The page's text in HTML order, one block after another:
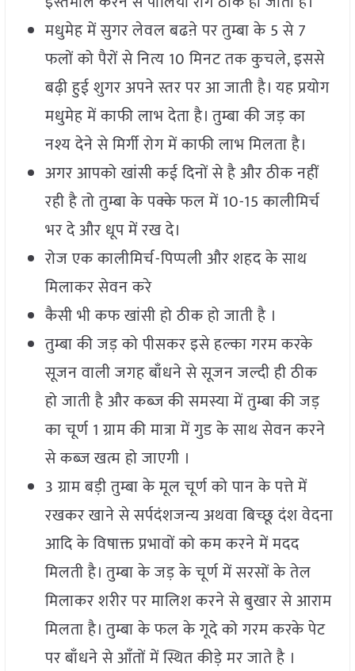
मधुमेह में सुगर लेवल बढऩे पर तुम्बा के 5 से 7
फलों को पैरों से नित्य 10 मिनट तक कुचले, इससे
बढ़ी हुई शुगर अपने स्तर पर आ जाती है। यह प्रयोग
मधुमेह में काफी लाभ देता है। तुम्बा की जड़ का
नश्य देने से मिर्गी रोग में काफी लाभ मिलता है।
अगर आपको खांसी कई दिनों से है और ठीक नहीं
रही है तो तुम्बा के पक्के फल में 10-15 कालीमिर्च
भर दे और धूप में रख दे।
रोज एक कालीमिर्च-पिप्पली और शहद के साथ
मिलाकर सेवन करे
कैसी भी कफ खांसी हो ठीक हो जाती है ।
तुम्बा की जड़ को पीसकर इसे हल्का गरम करके
सूजन वाली जगह बाँधने से सूजन जल्दी ही ठीक
हो जाती है और कब्ज की समस्या में तुम्बा की जड़
का चूर्ण 1 ग्राम की मात्रा में गुड के साथ सेवन करने
से कब्ज खत्म हो जाएगी ।
3 ग्राम बड़ी तुम्बा के मूल चूर्ण को पान के पत्ते में
रखकर खाने से सर्पदंशजन्य अथवा बिच्छू दंश वेदना
आदि के विषाक्त प्रभावों को कम करने में मदद
मिलती है। तुम्बा के जड़ के चूर्ण में सरसों के तेल
मिलाकर शरीर पर मालिश करने से बुखार से आराम
मिलता है। तुम्बा के फल के गूदे को गरम करके पेट
पर बाँधने से आँतों में स्थित कीड़े मर जाते है ।